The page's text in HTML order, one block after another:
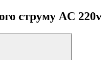
струму AC 220v